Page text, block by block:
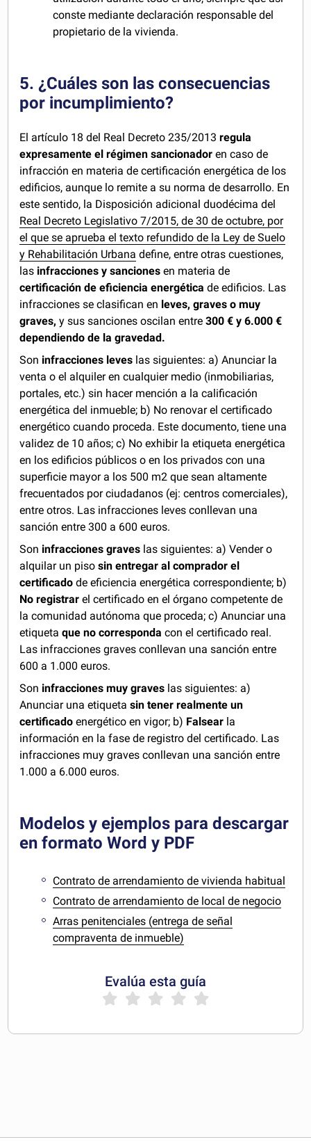
conste mediante declaración responsable del
propietario de la vivienda.
5. ¿Cuáles son las consecuencias
por incumplimiento?
El artículo 18 del Real Decreto 235/2013regula
expresamente el régimen sancionador en caso de
infracción en materia de certificación energética de los
edificios, aunque lo remite a su norma de desarrollo. En
este sentido, la Disposición adicional duodécima del
Real Decreto Legislativo 7/2015, de 30 de octubre, por
el que se aprueba el texto refundido de la Ley de Suelo
y Rehabilitación Urbana define, entre otras cuestiones,
las infracciones y sanciones en materia de
certificación de eficiencia energética de edificios. Las
infracciones se clasifican en leves, graves o muy
graves, y sus sanciones oscilan entre300 € y 6.000 €
dependiendo de la gravedad.
Son infracciones leves las siguientes: a) Anunciar la
venta o el alquiler en cualquier medio (inmobiliarias,
portales, etc.) sin hacer mención a la calificación
energética del inmueble; b) No renovar el certificado
energético cuando proceda. Este documento, tiene una
validez de 10 años; c) No exhibir la etiqueta energética
en los edificios públicos o en los privados con una
superficie mayor a los 500 m2 que sean altamente
frecuentados por ciudadanos (ej: centros comerciales),
entre otros. Las infracciones leves conllevan una
sanción entre 300 a 600 euros.
Son infracciones graves las siguientes: a) Vender o
alquilar un pisosin entregar al comprador el
certificado de eficiencia energética correspondiente; b)
No registrar el certificado en el órgano competente de
la comunidad autónoma que proceda; c) Anunciar una
etiquetaque no corresponda con el certificado real.
Las infracciones graves conllevan una sanción entre
600 a 1.000 euros.
Son infracciones muy graves las siguientes: a)
Anunciar una etiquetasin tener realmente un
certificado energético en vigor; b) Falsear la
información en la fase de registro del certificado. Las
infracciones muy graves conllevan una sanción entre
1.000 a 6.000 euros.
Modelos y ejemplos para descargar
en formato Word y PDF
Contrato de arrendamiento de vivienda habitual
Contrato de arrendamiento de local de negocio
Arras penitenciales (entrega de señal
compraventa de inmueble)
Evalúa esta guía